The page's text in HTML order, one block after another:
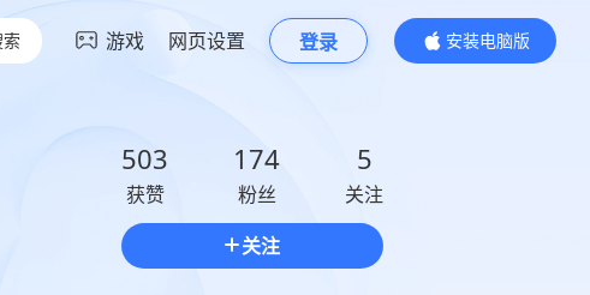
游戏 网页设置 登录
安装电脑版
内容更精彩
503
获赞
174
粉丝
5
关注
关注